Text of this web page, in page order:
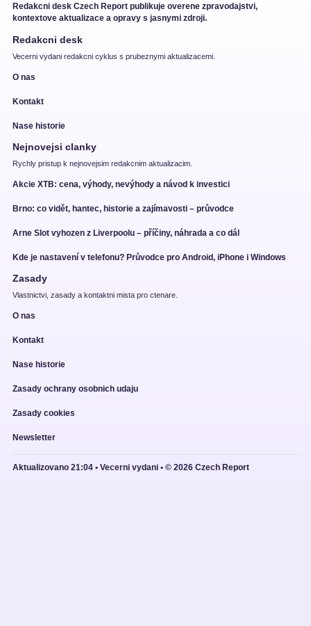
Redakcni desk Czech Report publikuje overene zpravodajstvi,
kontextove aktualizace a opravy s jasnymi zdroji.
Redakcni desk
Vecerni vydani redakcni cyklus s prubeznymi aktualizacemi.
O nas
Kontakt
Nase historie
Nejnovejsi clanky
Rychly pristup k nejnovejsim redakcnim aktualizacim.
Akcie XTB: cena, výhody, nevýhody a návod k investici
Brno: co vidět, hantec, historie a zajímavosti – průvodce
Arne Slot vyhozen z Liverpoolu – příčiny, náhrada a co dál
Kde je nastavení v telefonu? Průvodce pro Android, iPhone i Windows
Zasady
Vlastnictvi, zasady a kontaktni mista pro ctenare.
O nas
Kontakt
Nase historie
Zasady ochrany osobnich udaju
Zasady cookies
Newsletter
Aktualizovano 21:04 • Vecerni vydani • © 2026 Czech Report